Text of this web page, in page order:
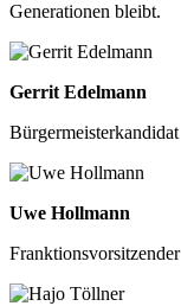
Gene­ra­tio­nen bleibt.
Ger­rit Edel­mann
Bür­ger­meis­ter­kan­di­dat
Uwe Holl­mann
Frank­ti­ons­vor­sit­zen­der